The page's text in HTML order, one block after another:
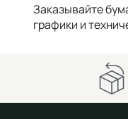
Заказывайте
графики и